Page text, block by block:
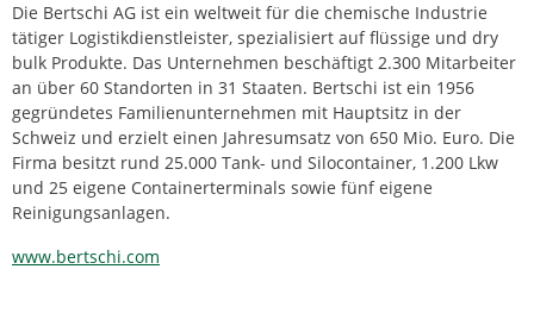
Die Bertschi AG ist ein weltweit für die chemische Industrie
tätiger Logistikdienstleister, spezialisiert auf flüssige und dry
bulk Produkte. Das Unternehmen beschäftigt 2.300 Mitarbeiter
an über 60 Standorten in 31 Staaten. Bertschi ist ein 1956
gegründetes Familienunternehmen mit Hauptsitz in der
Schweiz und erzielt einen Jahresumsatz von 650 Mio. Euro. Die
Firma besitzt rund 25.000 Tank- und Silocontainer, 1.200 Lkw
und 25 eigene Containerterminals sowie fünf eigene
Reinigungsanlagen.
www.bertschi.com